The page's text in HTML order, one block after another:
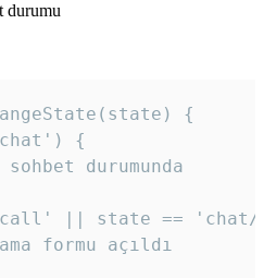
durumu
{
{
sohbet durumunda
|| state ==
formu açıldı